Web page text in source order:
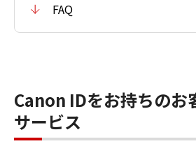
FAQ
Canon IDをお持ちのお
サービス